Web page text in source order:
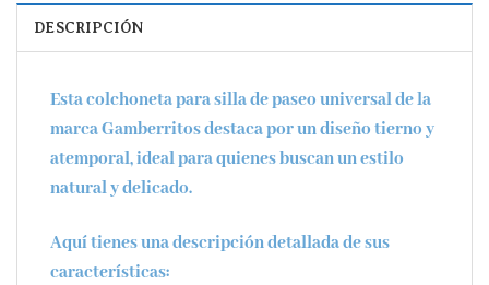
DESCRIPCIÓN
Esta colchoneta para silla de paseo universal de la
marcaGamberritosdestaca por un diseño tierno y
atemporal, ideal para quienes buscan un estilo
natural y delicado.
Aquí tienes una descripción detallada de sus
características: